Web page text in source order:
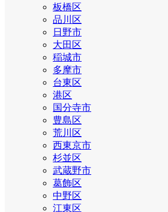
板橋区
品川区
日野市
大田区
稲城市
多摩市
台東区
港区
国分寺市
豊島区
荒川区
西東京市
杉並区
武蔵野市
葛飾区
中野区
江東区